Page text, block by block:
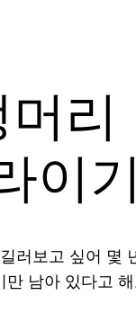
리
이
러보고 싶어 몇
남아 있다고